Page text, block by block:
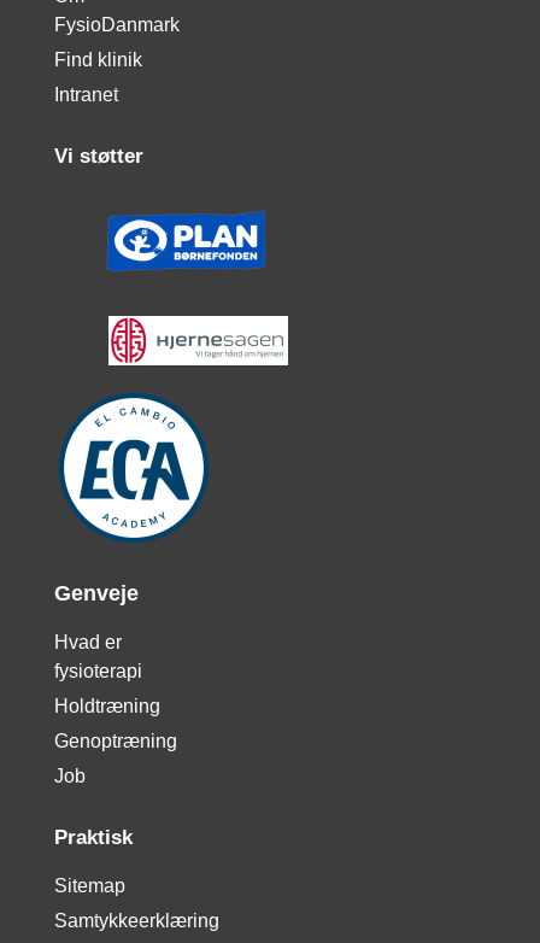
FysioDanmark
Find klinik
Intranet
Vi støtter
Genveje
Hvad er
fysioterapi
Holdtræning
Genoptræning
Job
Praktisk
Sitemap
Samtykkeerklæring